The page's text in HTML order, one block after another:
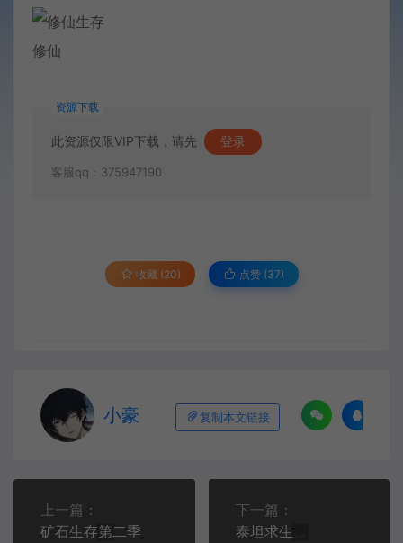
修仙
资源下载
此资源仅限VIP下载，请先 登录
客服qq：375947190
收藏 (20) 点赞 (37)
小豪 复制本文链接
上一篇：
矿石生存第二季
下一篇：
泰坦求生